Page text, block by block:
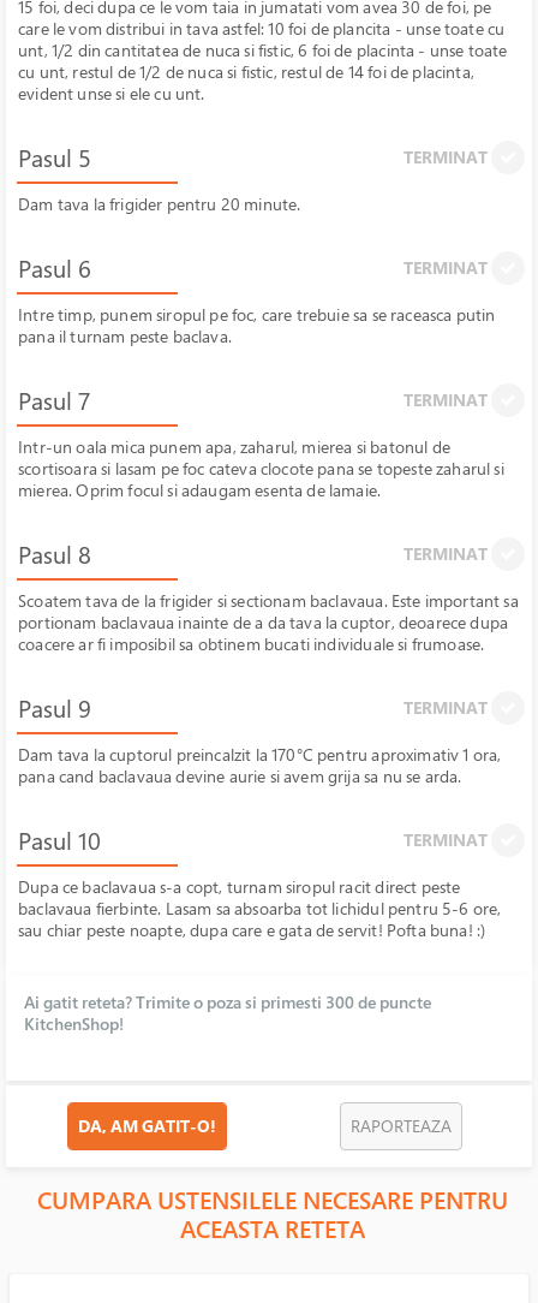
15 foi, deci dupa ce le vom taia in jumatati vom avea 30 de foi, pe
care le vom distribui in tava astfel: 10 foi de plancita - unse toate cu
unt, 1/2 din cantitatea de nuca si fistic, 6 foi de placinta - unse toate
cu unt, restul de 1/2 de nuca si fistic, restul de 14 foi de placinta,
evident unse si ele cu unt.
Pasul 5 TERMINAT
Dam tava la frigider pentru 20 minute.
Pasul 6 TERMINAT
Intre timp, punem siropul pe foc, care trebuie sa se raceasca putin
pana il turnam peste baclava.
Pasul 7 TERMINAT
Intr-un oala mica punem apa, zaharul, mierea si batonul de
scortisoara si lasam pe foc cateva clocote pana se topeste zaharul si
mierea. Oprim focul si adaugam esenta de lamaie.
Pasul 8 TERMINAT
Scoatem tava de la frigider si sectionam baclavaua. Este important sa
portionam baclavaua inainte de a da tava la cuptor, deoarece dupa
coacere ar fi imposibil sa obtinem bucati individuale si frumoase.
Pasul 9 TERMINAT
Dam tava la cuptorul preincalzit la 170°C pentru aproximativ 1 ora,
pana cand baclavaua devine aurie si avem grija sa nu se arda.
Pasul 10 TERMINAT
Dupa ce baclavaua s-a copt, turnam siropul racit direct peste
baclavaua fierbinte. Lasam sa absoarba tot lichidul pentru 5-6 ore,
sau chiar peste noapte, dupa care e gata de servit! Pofta buna! :)
Ai gatit reteta? Trimite o poza si primesti 300 de puncte
KitchenShop!
DA, AM GATIT-O! RAPORTEAZA
CUMPARA USTENSILELE NECESARE PENTRU
ACEASTA RETETA